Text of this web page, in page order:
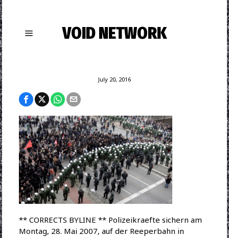
VOID NETWORK
July 20, 2016
** CORRECTS BYLINE ** Polizeikraefte sichern am
Montag, 28. Mai 2007, auf der Reeperbahn in